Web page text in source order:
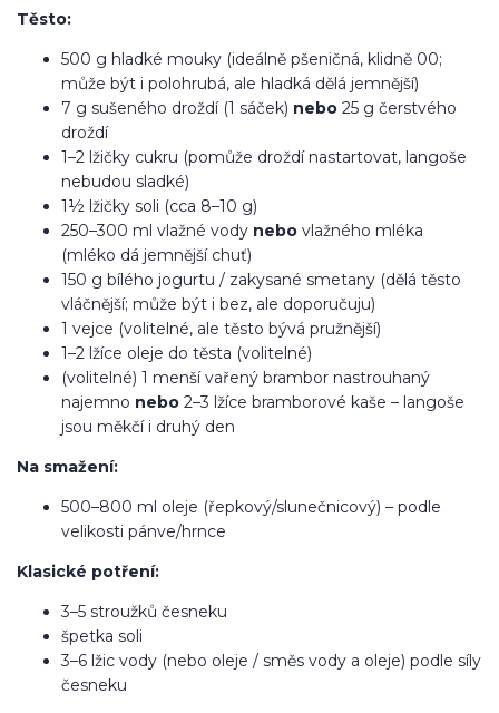
Těsto:
500 g hladké mouky (ideálně pšeničná, klidně 00;
může být i polohrubá, ale hladká dělá jemnější)
7 g sušeného droždí (1 sáček) nebo 25 g čerstvého
droždí
1–2 lžičky cukru (pomůže droždí nastartovat, langoše
nebudou sladké)
1½ lžičky soli (cca 8–10 g)
250–300 ml vlažné vody nebo vlažného mléka
(mléko dá jemnější chuť)
150 g bílého jogurtu / zakysané smetany (dělá těsto
vláčnější; může být i bez, ale doporučuju)
1 vejce (volitelné, ale těsto bývá pružnější)
1–2 lžíce oleje do těsta (volitelné)
(volitelné) 1 menší vařený brambor nastrouhaný
najemno nebo 2–3 lžíce bramborové kaše – langoše
jsou měkčí i druhý den
Na smažení:
500–800 ml oleje (řepkový/slunečnicový) – podle
velikosti pánve/hrnce
Klasické potření:
3–5 stroužků česneku
špetka soli
3–6 lžic vody (nebo oleje / směs vody a oleje) podle síly
česneku